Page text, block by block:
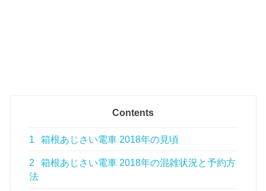
Contents
1 箱根あじさい電車 2018年の見頃
2
箱根あじさい電車 2018年の混雑状況と予約方
法